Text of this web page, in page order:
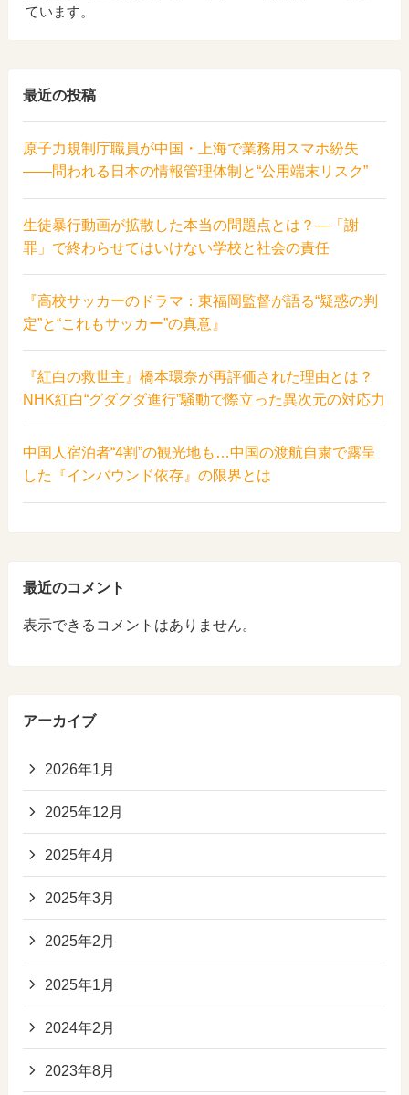
ています。
最近の投稿
原子力規制庁職員が中国・上海で業務用スマホ紛失
――問われる日本の情報管理体制と“公用端末リスク”
生徒暴行動画が拡散した本当の問題点とは？―「謝
罪」で終わらせてはいけない学校と社会の責任
『高校サッカーのドラマ：東福岡監督が語る“疑惑の判
定”と“これもサッカー”の真意』
『紅白の救世主』橋本環奈が再評価された理由とは？
NHK紅白“グダグダ進行”騒動で際立った異次元の対応力
中国人宿泊者“4割”の観光地も…中国の渡航自粛で露呈
した『インバウンド依存』の限界とは
最近のコメント
表示できるコメントはありません。
アーカイブ
2026年1月
2025年12月
2025年4月
2025年3月
2025年2月
2025年1月
2024年2月
2023年8月